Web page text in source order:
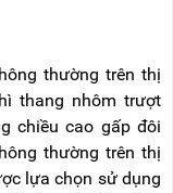
thường trên thị
thang nhôm trượt
chiều cao gấp đôi
thường trên thị
lựa chọn sử dụng